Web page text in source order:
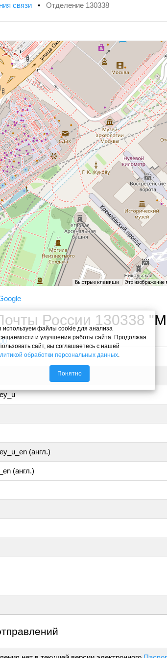
связи • Отделение 130338
Быстрые клавиши Это
России 130338
(англ.)
(англ.)
используем файлы cookie для анализа
и улучшения работы сайта. Продолжая
сайт, вы соглашаетесь с нашей
обработки персональных данных.
Понятно